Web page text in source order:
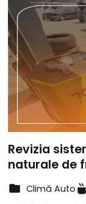
Revizia
naturale de
Climă Auto